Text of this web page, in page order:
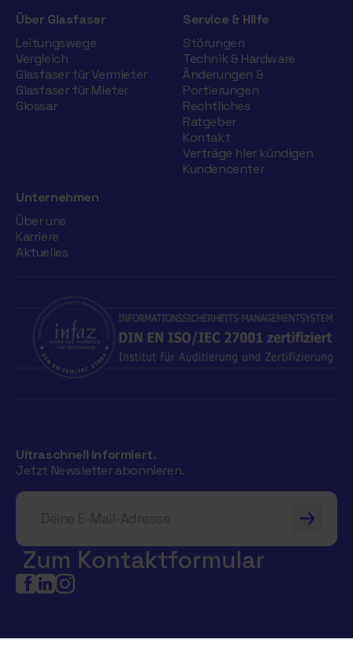
Über Glasfaser
Leitungswege
Vergleich
Glasfaser für Vermieter
Glasfaser für Mieter
Glossar
Service & Hilfe
Störungen
Technik & Hardware
Änderungen &
Portierungen
Rechtliches
Ratgeber
Kontakt
Verträge hier kündigen
Kundencenter
Unternehmen
Über uns
Karriere
Aktuelles
Ultraschnell informiert.
Jetzt Newsletter abonnieren.
Deine E-Mail-Adresse